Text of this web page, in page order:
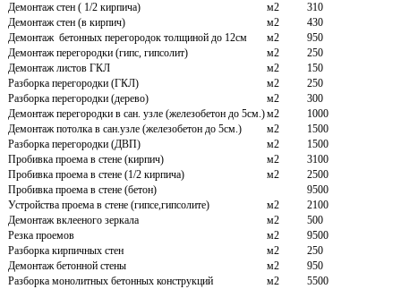
Демонтаж стен ( 1/2 кирпича)
м2
310
Демонтаж стен (в кирпич)
м2
430
Демонтаж бетонных перегородок толщиной до 12см
м2
950
Демонтаж перегородки (гипс, гипсолит)
м2
250
Демонтаж листов ГКЛ
м2
150
Разборка перегородки (ГКЛ)
м2
250
Разборка перегородки (дерево)
м2
300
Демонтаж перегородки в сан. узле (железобетон до 5см.)м2
1000
Демонтаж потолка в сан.узле (железобетон до 5см.)
м2
1500
Разборка перегородки (ДВП)
м2
1500
Пробивка проема в стене (кирпич)
м2
3100
Пробивка проема в стене (1/2 кирпича)
м2
2500
Пробивка проема в стене (бетон)
9500
Устройства проема в стене (гипсе,гипсолите)
м2
2100
Демонтаж вклееного зеркала
м2
500
Резка проемов
м2
9500
Разборка кирпичных стен
м2
250
Демонтаж бетонной стены
м2
950
Разборка монолитных бетонных конструкций
м2
5500